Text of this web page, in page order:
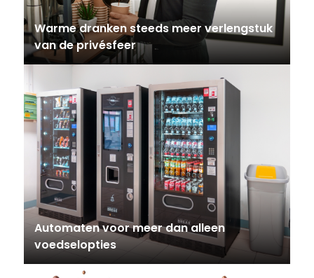
Warme dranken steeds meer verlengstuk
van de privésfeer
Automaten voor meer dan alleen
voedselopties